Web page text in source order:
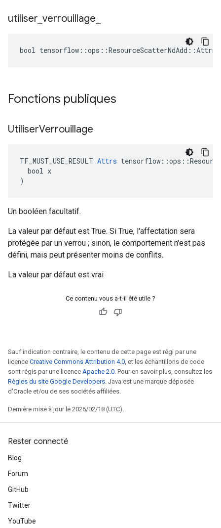
utiliser verrouillage
bool
Fonctions publiques
UtiliserVerrouillage
TF_MUST_USE_RESULT Attrs
  bool x
)
Un booléen facultatif.
La valeur par défaut est True. Si True, l'affectation sera
protégée par un verrou ; sinon, le comportement n'est pas
défini, mais peut présenter moins de conflits.
La valeur par défaut est vrai
Ce contenu vous a-t-il été utile ?
Sauf indication contraire, le contenu de cette page est régi par une
licence Creative Commons Attribution 4.0, et les échantillons de code
sont régis par une licence Apache 2.0. Pour en savoir plus, consultez les
Règles du site Google Developers. Java est une marque déposée
d'Oracle et/ou de ses sociétés affiliées.
Dernière mise à jour le 2026/02/18 (UTC).
Rester connecté
Blog
Forum
GitHub
Twitter
YouTube